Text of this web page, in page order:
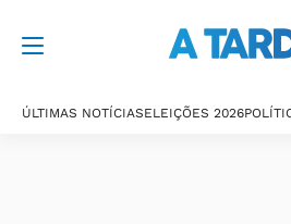
ÚLTIMAS NOTÍCIASELEIÇÕES 2026